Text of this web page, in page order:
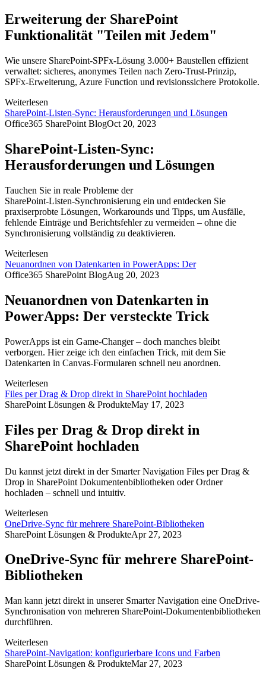
Erweiterung der SharePoint
Funktionalität "Teilen mit Jedem"
Wie unsere SharePoint-SPFx-Lösung 3.000+ Baustellen effizient
verwaltet: sicheres, anonymes Teilen nach Zero-Trust-Prinzip,
SPFx-Erweiterung, Azure Function und revisionssichere Protokolle.
Weiterlesen
SharePoint-Listen-Sync: Herausforderungen und Lösungen
Office365 SharePoint BlogOct 20, 2023
SharePoint-Listen-Sync:
Herausforderungen und Lösungen
Tauchen Sie in reale Probleme der
SharePoint‑Listen‑Synchronisierung ein und entdecken Sie
praxiserprobte Lösungen, Workarounds und Tipps, um Ausfälle,
fehlende Einträge und Berichtsfehler zu vermeiden – ohne die
Synchronisierung vollständig zu deaktivieren.
Weiterlesen
Neuanordnen von Datenkarten in PowerApps: Der
Office365 SharePoint BlogAug 20, 2023
Neuanordnen von Datenkarten in
PowerApps: Der versteckte Trick
PowerApps ist ein Game‑Changer – doch manches bleibt
verborgen. Hier zeige ich den einfachen Trick, mit dem Sie
Datenkarten in Canvas‑Formularen schnell neu anordnen.
Weiterlesen
Files per Drag & Drop direkt in SharePoint hochladen
SharePoint Lösungen & ProdukteMay 17, 2023
Files per Drag & Drop direkt in
SharePoint hochladen
Du kannst jetzt direkt in der Smarter Navigation Files per Drag &
Drop in SharePoint Dokumentenbibliotheken oder Ordner
hochladen – schnell und intuitiv.
Weiterlesen
OneDrive-Sync für mehrere SharePoint-Bibliotheken
SharePoint Lösungen & ProdukteApr 27, 2023
OneDrive-Sync für mehrere SharePoint-
Bibliotheken
Man kann jetzt direkt in unserer Smarter Navigation eine OneDrive-
Synchronisation von mehreren SharePoint-Dokumentenbibliotheken
durchführen.
Weiterlesen
SharePoint-Navigation: konfigurierbare Icons und Farben
SharePoint Lösungen & ProdukteMar 27, 2023